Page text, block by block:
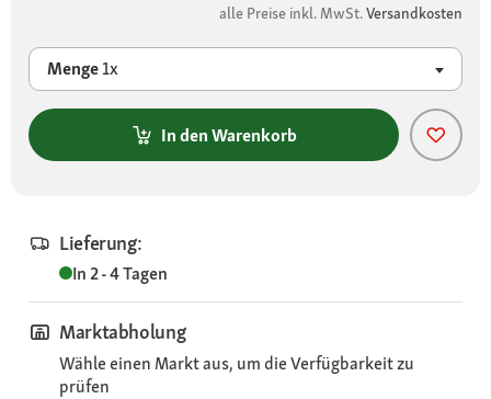
alle Preise inkl. MwSt.Versandkosten
Menge1x
In den Warenkorb
Lieferung:
In 2 - 4 Tagen
Marktabholung
Wähle einen Markt aus, um die Verfügbarkeit zu
prüfen